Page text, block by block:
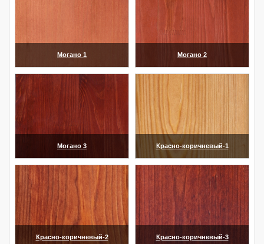
Могано 1 Могано 2
Могано 3 Красно-коричневый-1
Красно-коричневый-2 Красно-коричневый-3